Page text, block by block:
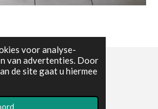
voor analyse-
van advertenties. Door
de site gaat u hiermee
are copywright protected